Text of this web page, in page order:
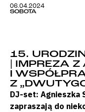
06.04.2024
SOBOTA
15.
| IMPREZA
I
Z
DJ-set: Agnieszka
zapraszają do